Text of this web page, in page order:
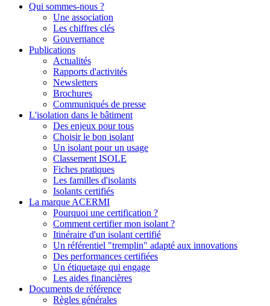
Qui sommes-nous ?
Une association
Les chiffres clés
Gouvernance
Publications
Actualités
Rapports d'activités
Newsletters
Brochures
Communiqués de presse
L'isolation dans le bâtiment
Des enjeux pour tous
Choisir le bon isolant
Un isolant pour un usage
Classement ISOLE
Fiches pratiques
Les familles d'isolants
Isolants certifiés
La marque ACERMI
Pourquoi une certification ?
Comment certifier mon isolant ?
Itinéraire d'un isolant certifié
Un référentiel "tremplin" adapté aux innovations
Des performances certifiées
Un étiquetage qui engage
Les aides financières
Documents de référence
Règles générales